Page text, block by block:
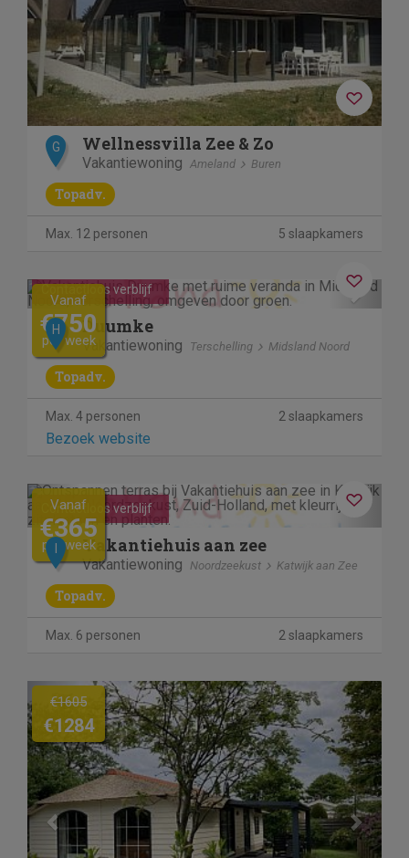
G Wellnessvilla Zee & Zo
Vakantiewoning Ameland Buren
Topadv.
Max. 12 personen 5 slaapkamers
Previous Next
Contactloos verblijf
Vanaf
€750
per week
H Duumke
Vakantiewoning Terschelling Midsland Noord
Topadv.
Max. 4 personen 2 slaapkamers
Bezoek website
Previous Next
Contactloos verblijf
Vanaf
€365
per weekVakantiehuis aan zee
Vakantiewoning Noordzeekust Katwijk aan Zee
Topadv.
Max. 6 personen 2 slaapkamers
Previous Next
€1605
€1284